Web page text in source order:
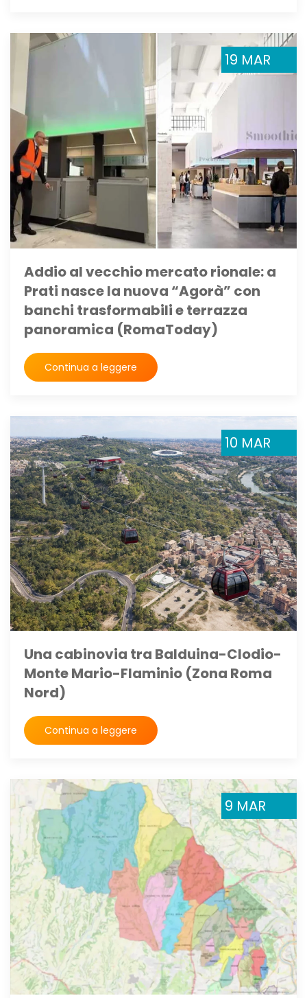
Addio al vecchio mercato rionale: a
Prati nasce la nuova “Agorà” con
banchi trasformabili e terrazza
panoramica (RomaToday)
19 MAR
Continua a leggere
Una cabinovia tra Balduina-Clodio-
Monte Mario-Flaminio (Zona Roma
Nord)
10 MAR
Continua a leggere
9 MAR